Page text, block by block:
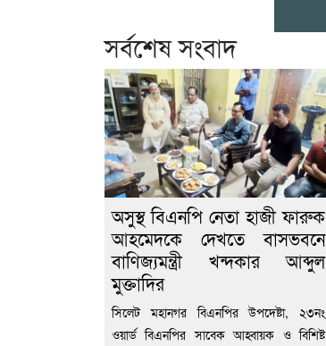
সর্বশেষ সংবাদ
অসুস্থ বিএনপি নেতা হাজী ফারুক
আহমেদকে দেখতে বাসভবনে
বাণিজ্যমন্ত্রী খন্দকার আব্দুল
মুক্তাদির
সিলেট মহানগর বিএনপির উপদেষ্টা, ২৩নং
ওয়ার্ড বিএনপির সাবেক আহ্বায়ক ও বিশিষ্ট